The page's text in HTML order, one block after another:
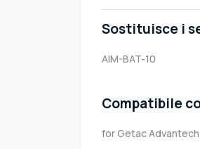
Sostituisce i
AIM-BAT-10
Compatibile
for Getac Advantech